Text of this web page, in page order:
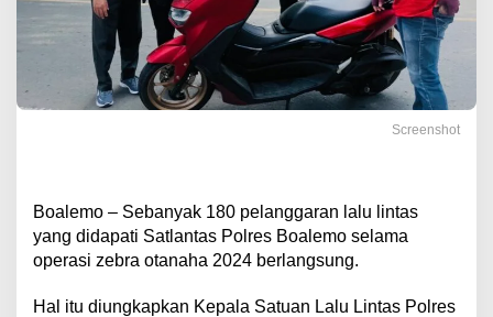
Screenshot
Boalemo – Sebanyak 180 pelanggaran lalu lintas
yang didapati Satlantas Polres Boalemo selama
operasi zebra otanaha 2024 berlangsung.
Hal itu diungkapkan Kepala Satuan Lalu Lintas Polres